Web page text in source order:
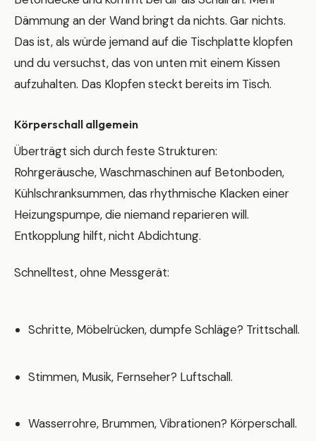
Dämmung an der Wand bringt da nichts. Gar nichts.
Das ist, als würde jemand auf die Tischplatte klopfen
und du versuchst, das von unten mit einem Kissen
aufzuhalten. Das Klopfen steckt bereits im Tisch.
Körperschall allgemein
Überträgt sich durch feste Strukturen:
Rohrgeräusche, Waschmaschinen auf Betonboden,
Kühlschranksummen, das rhythmische Klacken einer
Heizungspumpe, die niemand reparieren will.
Entkopplung hilft, nicht Abdichtung.
Schnelltest, ohne Messgerät:
Schritte, Möbelrücken, dumpfe Schläge? Trittschall.
Stimmen, Musik, Fernseher? Luftschall.
Wasserrohre, Brummen, Vibrationen? Körperschall.